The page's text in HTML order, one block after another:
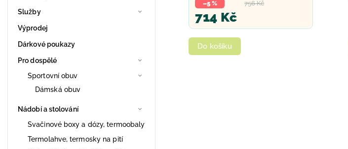
Služby
Výprodej
Dárkové poukazy
Pro dospělé
Sportovní obuv
Dámská obuv
Nádobí a stolování
Svačinové boxy a dózy, termoobaly
Termolahve, termosky na pití
756 Kč
–5 %
714 Kč
Do košíku